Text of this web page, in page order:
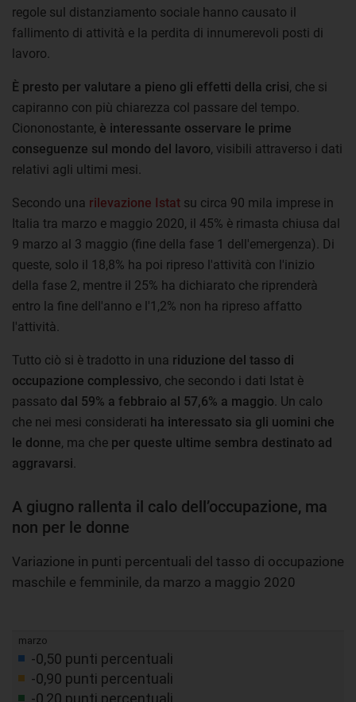
regole sul distanziamento sociale hanno causato il
fallimento di attività e la perdita di innumerevoli posti di
lavoro.
È presto per valutare a pieno gli effetti della crisi, che si
capiranno con più chiarezza col passare del tempo.
Ciononostante, è interessante osservare le prime
conseguenze sul mondo del lavoro, visibili attraverso i dati
relativi agli ultimi mesi.
Secondo una rilevazione Istat su circa 90 mila imprese in
Italia tra marzo e maggio 2020, il 45% è rimasta chiusa dal
9 marzo al 3 maggio (fine della fase 1 dell'emergenza). Di
queste, solo il 18,8% ha poi ripreso l'attività con l'inizio
della fase 2, mentre il 25% ha dichiarato che riprenderà
entro la fine dell'anno e l'1,2% non ha ripreso affatto
l'attività.
Tutto ciò si è tradotto in una riduzione del tasso di
occupazione complessivo, che secondo i dati Istat è
passato dal 59% a febbraio al 57,6% a maggio . Un calo
che nei mesi considerati ha interessato sia gli uomini che
le donne, ma che per queste ultime sembra destinato ad
aggravarsi
A giugno rallenta il calo dell’occupazione, ma
non per le donne
Variazione in punti percentuali del tasso di occupazione
maschile e femminile, da marzo a maggio 2020